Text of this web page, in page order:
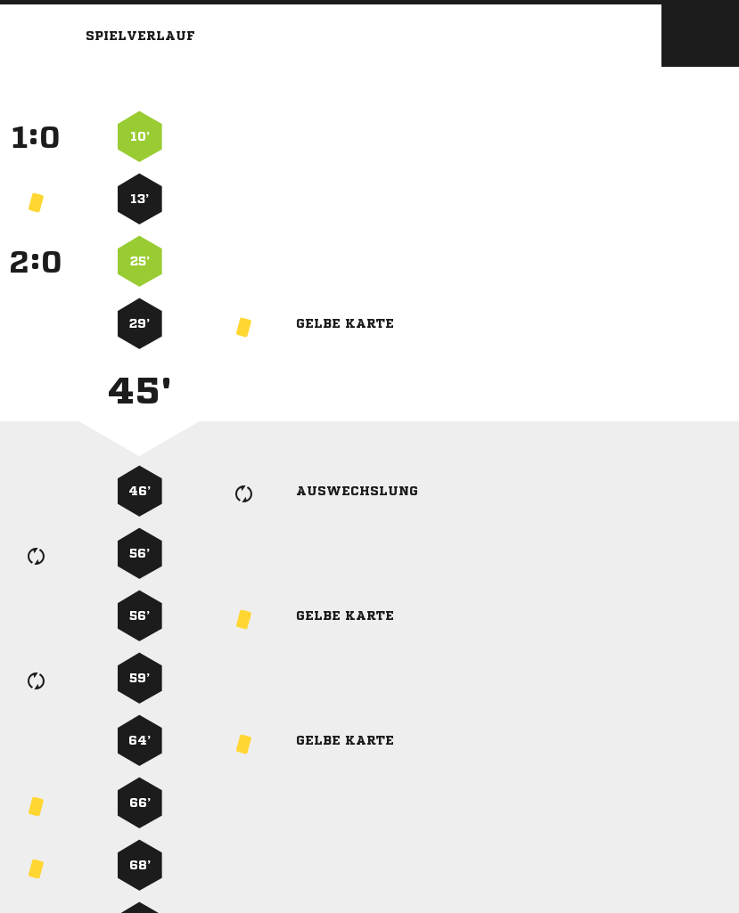
SPIELVERLAUF
: 10’
13’
: 25’
29’ GELBE KARTE
45'
46’ AUSWECHSLUNG
56’
56’ GELBE KARTE
59’
64’ GELBE KARTE
66’
68’